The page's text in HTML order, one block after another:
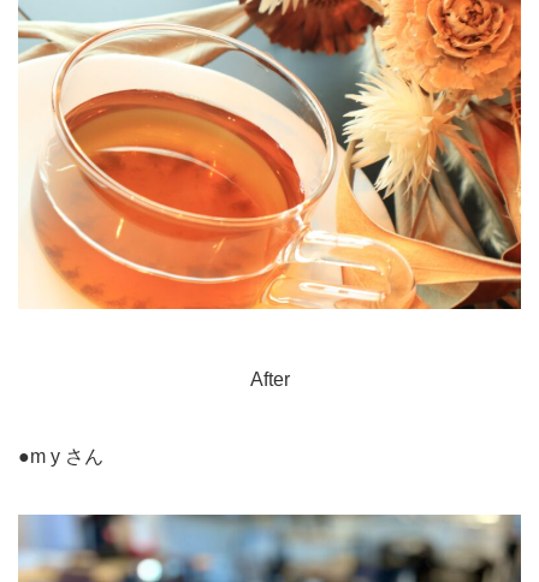
After
●m y さん